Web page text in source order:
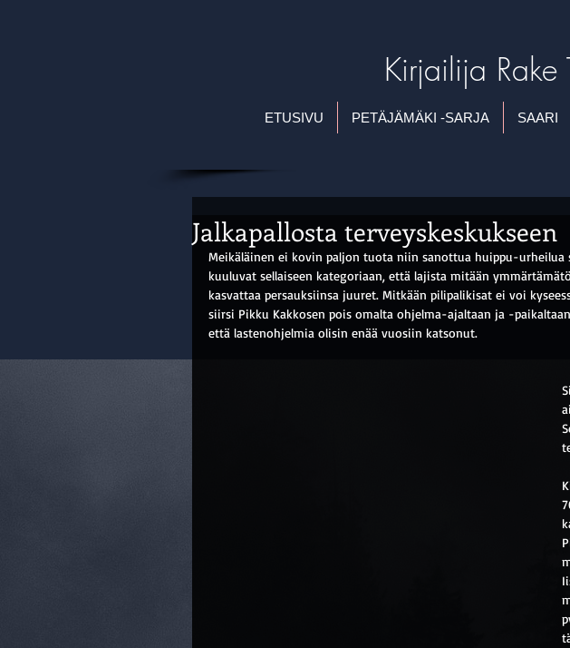
Kirjailija Rake
ETUSIVU PETÄJÄMÄKI -SARJA SAARI
Jalkapallosta terveyskeskukseen
Meikäläinen ei kovin paljon tuota niin sanottua huippu-urheilua
kuuluvat sellaiseen kategoriaan, että lajista mitään
kasvattaa persauksiinsa juuret. Mitkään pilipalikisat ei voi
siirsi Pikku Kakkosen pois omalta ohjelma-ajaltaan ja -
että lastenohjelmia olisin enää vuosiin katsonut.